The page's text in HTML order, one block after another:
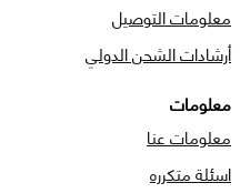
معلومات التوصيل
أرشادات الشحن الدولي
معلومات
معلومات عنا
اسئلة متكرره